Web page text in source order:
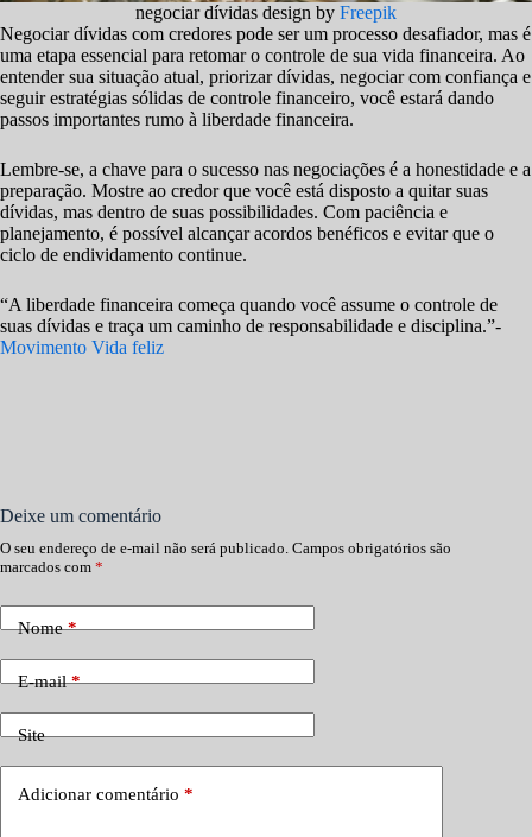
negociar dívidas design by Freepik
Negociar dívidas com credores pode ser um processo desafiador, mas é
uma etapa essencial para retomar o controle de sua vida financeira. Ao
entender sua situação atual, priorizar dívidas, negociar com confiança e
seguir estratégias sólidas de controle financeiro, você estará dando
passos importantes rumo à liberdade financeira.
Lembre-se, a chave para o sucesso nas negociações é a honestidade e a
preparação. Mostre ao credor que você está disposto a quitar suas
dívidas, mas dentro de suas possibilidades. Com paciência e
planejamento, é possível alcançar acordos benéficos e evitar que o
ciclo de endividamento continue.
“A liberdade financeira começa quando você assume o controle de
suas dívidas e traça um caminho de responsabilidade e disciplina.”-
Movimento Vida feliz
Deixe um comentário
O seu endereço de e-mail não será publicado. Campos obrigatórios são
marcados com *
Nome*
E-mail*
Site
Adicionar comentário *